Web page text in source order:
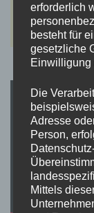
erforderlich
besteht für
gesetzliche
Einwilligung
Die
Adresse
Person,
Mittels